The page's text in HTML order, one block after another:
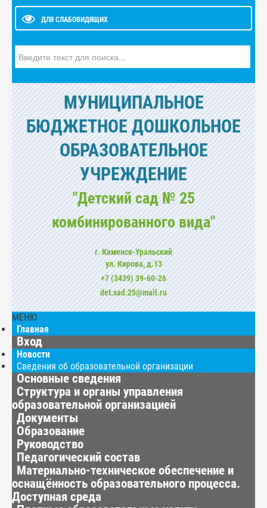
ДЛЯ СЛАБОВИДЯЩИХ
МУНИЦИПАЛЬНОЕ
БЮДЖЕТНОЕ ДОШКОЛЬНОЕ
ОБРАЗОВАТЕЛЬНОЕ
УЧРЕЖДЕНИЕ
"Детский сад № 25
комбинированного вида"
г. Каменск-Уральский
ул. Кирова, д.13
+7 (3439) 39-60-26
det.sad.25@mail.ru
МЕНЮ
Главная
Вход
Новости
Сведения об образовательной организации
Основные сведения
Структура и органы управления
образовательной организацией
Документы
Образование
Руководство
Педагогический состав
Материально-техническое обеспечение и
оснащённость образовательного процесса.
Доступная среда